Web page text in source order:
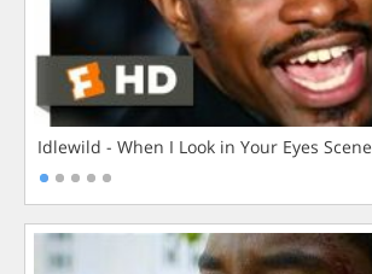
Idlewild - When I Look in Your Eyes Scene